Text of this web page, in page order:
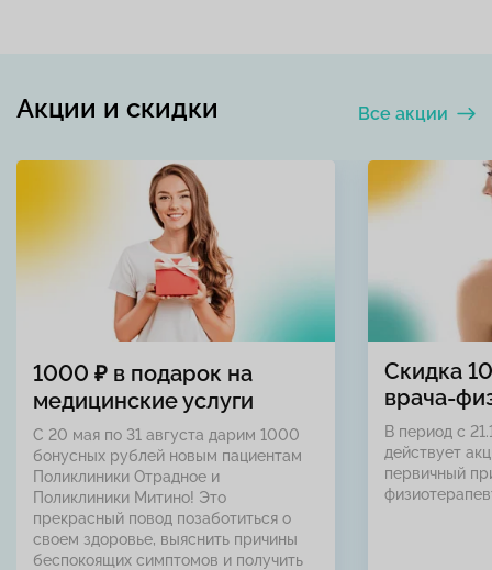
Все акции
Акции и скидки
1000 ₽ в подарок на
медицинские услуги
С 20 мая по 31 августа дарим 1000
бонусных рублей новым пациентам
Поликлиники Отрадное и
Поликлиники Митино! Это
прекрасный повод позаботиться о
своем здоровье, выяснить причины
беспокоящих симптомов и получить
Скидка
врача-
В период с
действует
первичный